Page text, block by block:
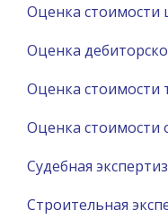
Оценка стоимости
Оценка
Оценка стоимости
Оценка стоимости
Судебная
Строительная